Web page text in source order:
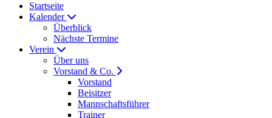
Startseite
Kalender
Überblick
Nächste Termine
Verein
Über uns
Vorstand & Co.
Vorstand
Beisitzer
Mannschaftsführer
Trainer